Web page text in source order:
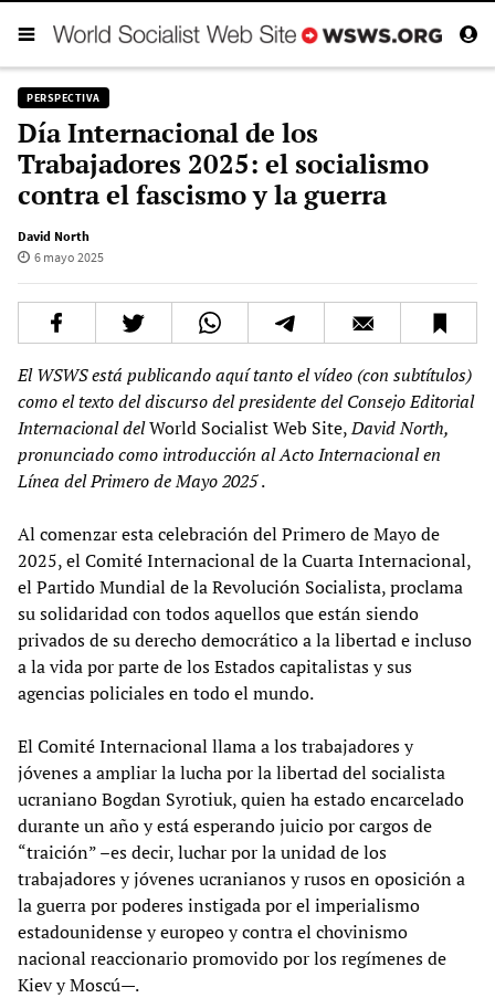
PERSPECTIVA
Día Internacional de los
Trabajadores 2025: el socialismo
contra el fascismo y la guerra
David North
6 mayo 2025
El WSWS está publicando aquí tanto el vídeo (con subtítulos)
como el texto del discurso del presidente del Consejo Editorial
Internacional delWorld Socialist Web Site,David North,
pronunciado como introducción al Acto Internacional en
Línea del Primero de Mayo 2025.
Al comenzar esta celebración del Primero de Mayo de
2025, el Comité Internacional de la Cuarta Internacional,
el Partido Mundial de la Revolución Socialista, proclama
su solidaridad con todos aquellos que están siendo
privados de su derecho democrático a la libertad e incluso
a la vida por parte de los Estados capitalistas y sus
agencias policiales en todo el mundo.
El Comité Internacional llama a los trabajadores y
jóvenes a ampliar la lucha por la libertad del socialista
ucraniano Bogdan Syrotiuk, quien ha estado encarcelado
durante un año y está esperando juicio por cargos de
“traición” –es decir, luchar por la unidad de los
trabajadores y jóvenes ucranianos y rusos en oposición a
la guerra por poderes instigada por el imperialismo
estadounidense y europeo y contra el chovinismo
nacional reaccionario promovido por los regímenes de
Kiev y Moscú—.